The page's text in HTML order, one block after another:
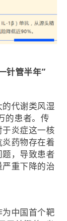
针管半年”
代谢类风湿
的患者。传
炎症这一核
药物存在着
，导致患者
重下降的治
中国首个靶